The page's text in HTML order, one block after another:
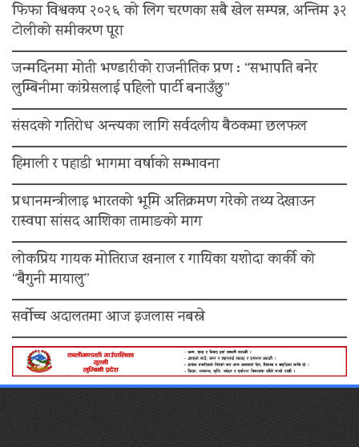
फिफा विश्वकप २०२६ को लिग चरणका सबै खेल सम्पन्न, अन्तिम ३२
टोलीको समीकरण पूरा
जन्मदिनमा मोती भण्डारीको राजनीतिक प्रण : “सभापति बनेर
लुम्बिनीमा कांग्रेसलाई पहिलो पार्टी बनाउँछु”
संसदको गतिरोध अन्त्यका लागि सर्वदलीय बैठकमा छलफल
हिमाली र पहाडी भागमा वर्षाको सम्भावना
प्रधानमन्त्रीलाइ भारतको भूमि अतिक्रमण गरेको तथ्य देखाउन
रास्वपा सांसद आशिका तामाङको माग
लोकप्रिय गायक मोतिराज खनाल र गायिका यशोदा कार्की को
“बैगुनी मायालु”
सर्वोच्च अदालतमा आज इजलास नबस्ने